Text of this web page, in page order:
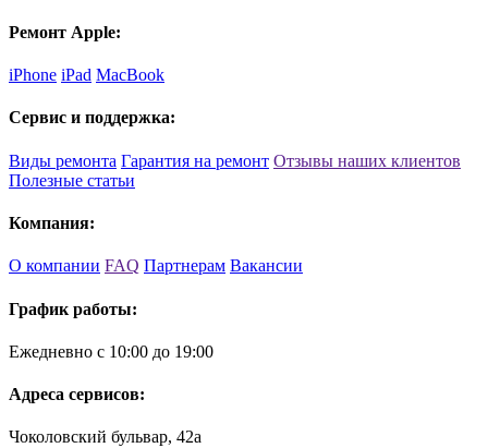
Ремонт Apple:
iPhone iPad MacBook
Сервис и поддержка:
Виды ремонта Гарантия на ремонт Отзывы наших клиентов
Полезные статьи
Компания:
О компании FAQ Партнерам Вакансии
График работы:
Ежедневно с 10:00 до 19:00
Адреса сервисов:
Чоколовский бульвар, 42а